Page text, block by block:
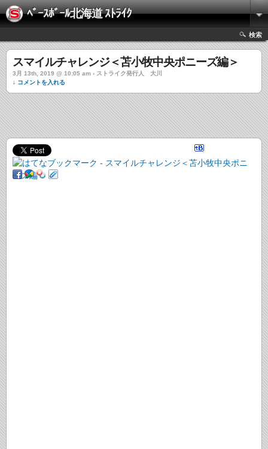
ﾍﾞｰｽﾎﾞｰﾙ北海道 ｽﾄﾗｲｸ
検索
スマイルチャレンジ＜苫小牧中央ポニーズ編＞
3月 13th, 2019 @ 10:05 am › ストライク発行人 大川
↓ コメントを入れる